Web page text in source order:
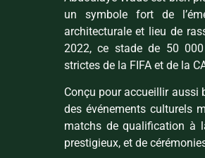
un symbole fort de
architecturale et lieu de
2022, ce stade de 50
strictes de la FIFA et de la
Conçu pour accueillir aussi
des événements culturels
matchs de qualification à
prestigieux, et de